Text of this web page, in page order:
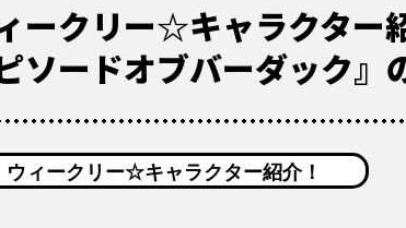
ークリー☆キャラクター
ソードオブバーダック』
ウィークリー☆キャラクター紹介！